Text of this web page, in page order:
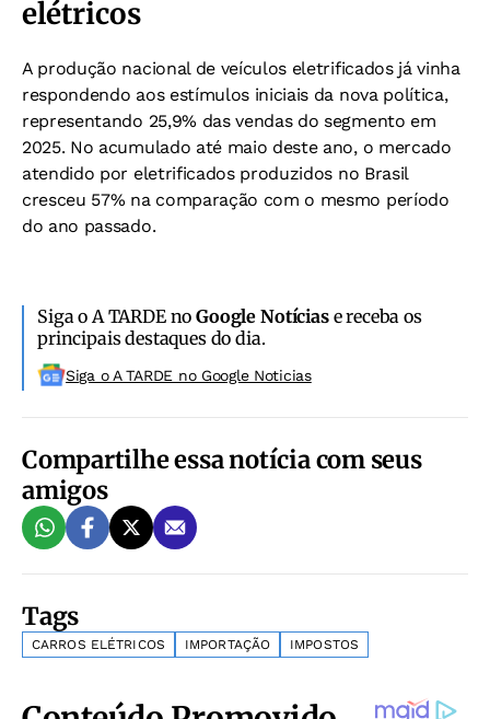
elétricos
A produção nacional de veículos eletrificados já vinha
respondendo aos estímulos iniciais da nova política,
representando 25,9% das vendas do segmento em
2025. No acumulado até maio deste ano, o mercado
atendido por eletrificados produzidos no Brasil
cresceu 57% na comparação com o mesmo período
do ano passado.
Siga o A TARDE noGoogle Notíciase receba os
principais destaques do dia.
Siga o A TARDE no Google Noticias
Compartilhe essa notícia com seus
amigos
Tags
CARROS ELÉTRICOS IMPORTAÇÃO IMPOSTOS